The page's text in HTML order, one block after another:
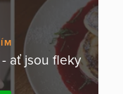
ať jsou fleky